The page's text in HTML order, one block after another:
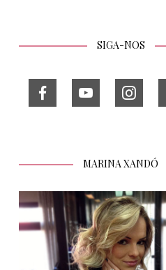
SIGA-NOS
MARINA XANDÓ